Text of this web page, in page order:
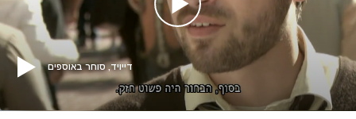
דייויד, סוחר באוספים